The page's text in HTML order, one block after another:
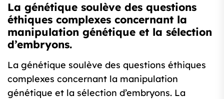
La génétique soulève des questions
éthiques complexes concernant la
manipulation génétique et la sélection
d’embryons.
La génétique soulève des questions éthiques
complexes concernant la manipulation
génétique et la sélection d’embryons. La